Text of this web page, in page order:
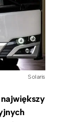
Solaris